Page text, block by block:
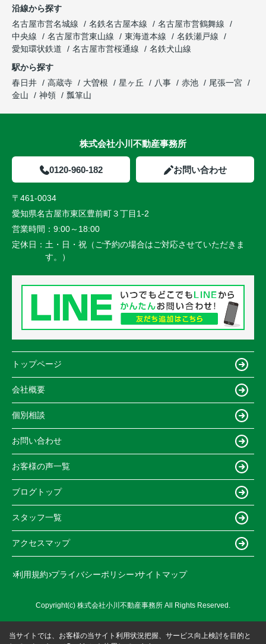
沿線から探す
名古屋市営名城線
名鉄名古屋本線
名古屋市営鶴舞線
中央線
名古屋市営東山線 東海道本線
名鉄瀬戸線
愛知環状鉄道
名古屋市営桜通線
名鉄犬山線
駅から探す
春日井
高蔵寺 大曽根 星ヶ丘 八事 赤池
尾張一宮
金山
神領 瓢箪山
株式会社小川不動産事務所
0120-960-182 お問い合わせ
〒461-0034
愛知県名古屋市東区豊前町３丁目1-2
営業時間： 9:00～18:00
定休日： 土・日・祝（ご予約の場合はご対応させていただきま
す。）
トップページ
会社概要
個別相談
お問い合わせ
お客様の声一覧
ブログトップ
スタッフ一覧
アクセスマップ
利用規約 プライバシーポリシー サイトマップ
Copyright(c) 株式会社小川不動産事務所 All Rights Reserved.
当サイトでは、お客様の当サイト利用状況把握、サービス向上検討を目的と